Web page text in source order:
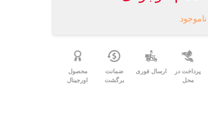
ناموجود
پرداخت در
محل
ارسال فوری
ضمانت
برگشت
محصول
اورجینال